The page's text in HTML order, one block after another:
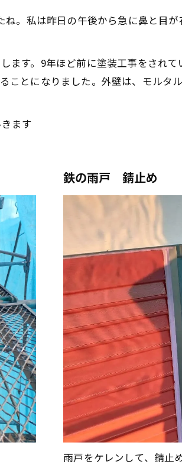
。私は昨日の午後から急に鼻と目
ます。9年ほど前に塗装工事をされ
ことになりました。外壁は、モルタ
ます
鉄の雨戸 錆止め
雨戸をケレンして、錆止